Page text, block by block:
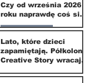
1 lip
Czy od września 2026
roku naprawdę coś się
zmieni?
Nasze miasto
1 lip
Lato, które dzieci
zapamiętają. Półkolonie
Creative Story wracają
20 kwi